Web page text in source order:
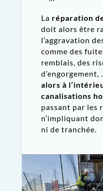
La réparation
doit alors être
l’aggravation
comme des
remblais , des
d’engorgement,
alors à
canalisations
passant par les
n’impliquant
ni de tranchée.